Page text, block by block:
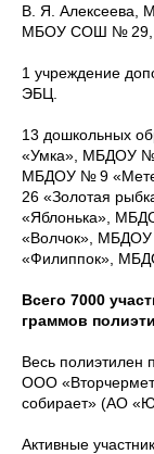
В. Я. Алексеева,
МБОУ СОШ №
1 учреждение
ЭБЦ.
13 дошкольных
«Умка», МБДОУ №
МБДОУ № 9
26 «Золотая
«Яблонька»,
«Волчок»,
«Филиппок»,
Всего 7000
граммов
Весь
ООО
собирает» (АО
Активные